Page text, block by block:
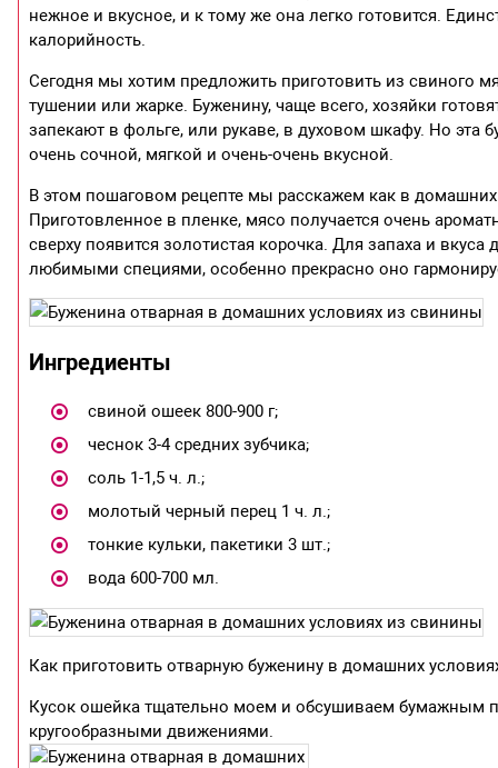
нежное и вкусное, и к тому же она легко готовится.
калорийность.
Сегодня мы хотим предложить приготовить из свиного
тушении или жарке. Буженину, чаще всего, хозяйки
запекают в фольге, или рукаве, в духовом шкафу. Но эта
очень сочной, мягкой и очень-очень вкусной.
В этом пошаговом рецепте мы расскажем как в
Приготовленное в пленке, мясо получается очень
сверху появится золотистая корочка. Для запаха и
любимыми специями, особенно прекрасно оно
Ингредиенты
свиной ошеек 800-900 г;
чеснок 3-4 средних зубчика;
соль 1-1,5 ч. л.;
молотый черный перец 1 ч. л.;
тонкие кульки, пакетики 3 шт.;
вода 600-700 мл.
Как приготовить отварную буженину в домашних
Кусок ошейка тщательно моем и обсушиваем бумажным
кругообразными движениями.